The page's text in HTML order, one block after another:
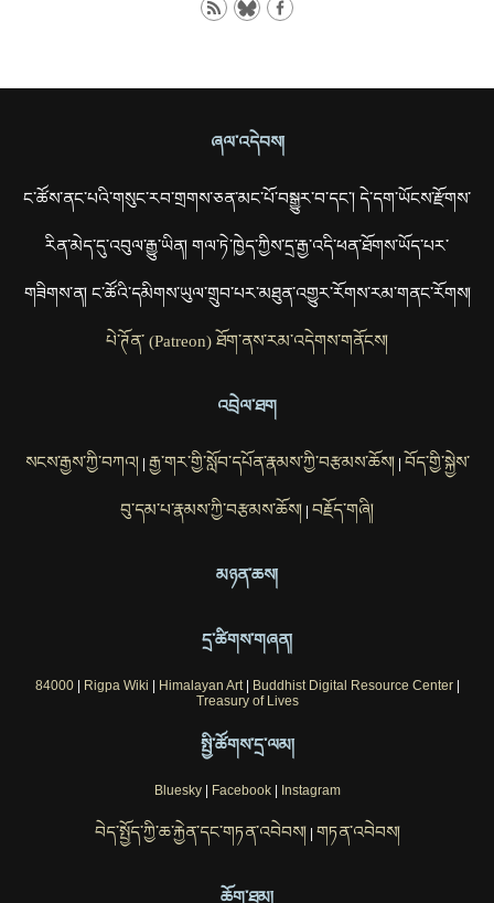
ཞལ་འདེབས།
ང་ཚོས་ནང་པའི་གསུང་རབ་གྲགས་ཅན་མང་པོ་བསྒྱུར་བ་དང་། དེ་དག་ཡོངས་རྫོགས་
རིན་མེད་དུ་འབུལ་རྒྱུ་ཡིན། གལ་ཏེ་ཁྱེད་ཀྱིས་དྲ་རྒྱ་འདི་ཕན་ཐོགས་ཡོད་པར་
གཟིགས་ན། ང་ཚོའི་དམིགས་ཡུལ་གྲུབ་པར་མཐུན་འགྱུར་རོགས་རམ་གནང་རོགས།
པེ་ཊོན་ (Patreon) ཐོག་ནས་རམ་འདེགས་གནོངས།
འབྲེལ་ཐག
སངས་རྒྱས་ཀྱི་བཀའ། རྒྱ་གར་གྱི་སློབ་དཔོན་རྣམས་ཀྱི་བརྩམས་ཆོས། བོད་གྱི་སྐྱེས་
བུ་དམ་པ་རྣམས་ཀྱི་བརྩམས་ཆོས། བརྗོད་གཞི།
མཉན་ཆས།
དྲ་ཚིགས་གཞན།
84000| Rigpa Wiki Himalayan Art| Buddhist Digital Resource Center|
Treasury of Lives
སྤྱི་ཚོགས་དྲ་ལམ།
Bluesky| Facebook| Instagram
བེད་སྤྱོད་ཀྱི་ཆ་རྐྱེན་དང་གཏན་འབེབས། གཏན་འབེབས།
ཆོག་ཐམ།